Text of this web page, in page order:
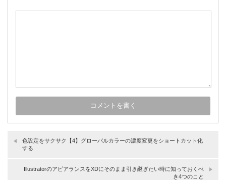
色設定をサクサク【4】グローバルカラーの濃度変更をショートカット化
する
IllustratorのアピアランスをXDにそのまま引き継ぎたい時に知っておくべ
き4つのこと